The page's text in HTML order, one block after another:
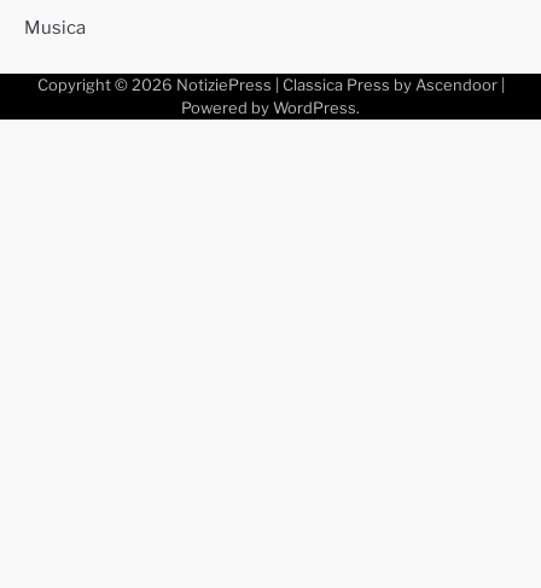
Musica
Copyright © 2026 NotiziePress | Classica Press by Ascendoor|
Powered by WordPress.